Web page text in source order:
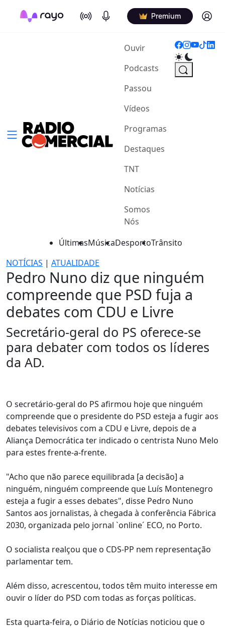
On Air Podcasts Premium Log in
Ouvir(current)
Podcasts
Passou
Vídeos
Programas
Destaques
TNT
Notícias
Somos
Nós
ÚltimasMúsicaDesportoTrânsito
NOTÍCIAS | ATUALIDADE
Pedro Nuno diz que ninguém
compreende que PSD fuja a
debates com CDU e Livre
Secretário-geral do PS oferece-se
para debater com todos os líderes
da AD.
O secretário-geral do PS afirmou hoje que ninguém
compreende que o presidente do PSD esteja a fugir aos
debates televisivos com a CDU e Livre, depois de a
Aliança Democrática ter indicado o centrista Nuno Melo
para estes frente-a-frente.
"Acho que não parece equilibrada [a decisão] a
ninguém, ninguém compreende que Luís Montenegro
esteja a fugir a esses debates", disse Pedro Nuno
Santos aos jornalistas, à chegada à conferência Fábrica
2030, organizada pelo jornal `online´ ECO, no Porto.
O socialista realçou que o CDS-PP nem representação
parlamentar tem.
Além disso, acrescentou, todos têm muito interesse em
ouvir o líder do PSD com todas as forças políticas.
Esta quarta-feira, o Diário de Notícias noticiou que o